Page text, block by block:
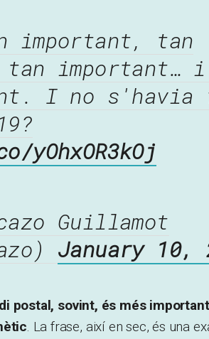
important, tan
important…
I no s'havia
Guillamot
January 10,
postal, sovint, és més
. La frase, així en sec, és una